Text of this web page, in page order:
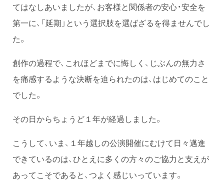
てはなしあいましたが、お客様と関係者の安心・安全を
第一に、「延期」という選択肢を選ばざるを得ませんでし
た。
創作の過程で、これほどまでに悔しく、じぶんの無力さ
を痛感するような決断を迫られたのは、はじめてのこと
でした。
その日からちょうど１年が経過しました。
こうして、いま、１年越しの公演開催にむけて日々邁進
できているのは、ひとえに多くの方々のご協力と支えが
あってこそであると、つよく感じいっています。